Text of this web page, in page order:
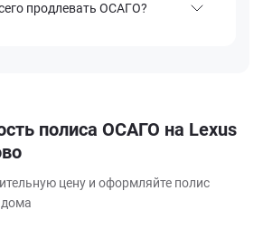
продлевать ОСАГО?
полиса ОСАГО на Lexus
цену и оформляйте полис